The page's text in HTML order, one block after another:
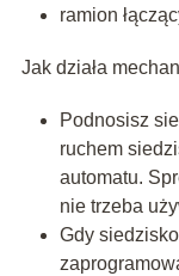
ramion
Jak działa
Podnosisz
ruchem
automatu.
nie trzeba
Gdy